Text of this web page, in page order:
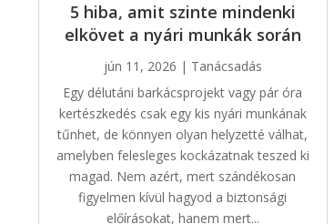
5 hiba, amit szinte mindenki
elkövet a nyári munkák során
jún 11, 2026 | Tanácsadás
Egy délutáni barkácsprojekt vagy pár óra
kertészkedés csak egy kis nyári munkának
tűnhet, de könnyen olyan helyzetté válhat,
amelyben felesleges kockázatnak teszed ki
magad. Nem azért, mert szándékosan
figyelmen kívül hagyod a biztonsági
előírásokat, hanem mert...